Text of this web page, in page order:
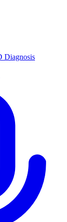
Diagnosis